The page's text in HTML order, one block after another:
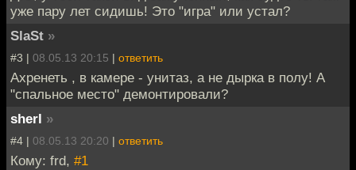
уже пару лет сидишь! Это "игра" или устал?
SlaSt »
#3 | 08.05.13 20:15 | ответить
Ахренеть , в камере - унитаз, а не дырка в полу! А
"спальное место" демонтировали?
sherl »
#4 | 08.05.13 20:20 | ответить
Кому: frd, #1